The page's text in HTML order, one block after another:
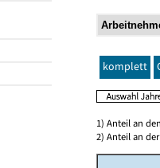
komplett
1) Anteil an
2) Anteil an